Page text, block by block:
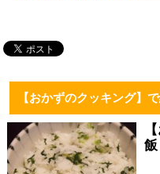
【おかずのクッキング】
飯